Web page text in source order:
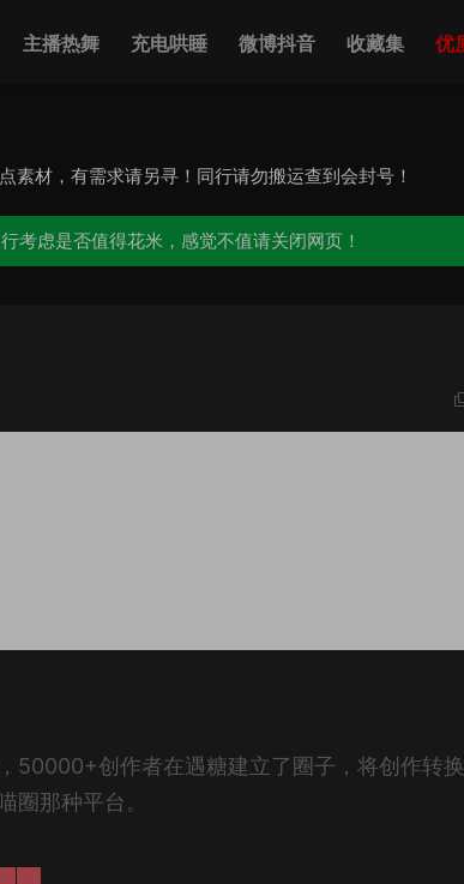
主播热舞 充电哄睡 微博抖音 收藏集 优
素材，有需求请另寻！同行请勿搬运查到会封号！
考虑是否值得花米，感觉不值请关闭网页！
50000+创作者在遇糖建立了圈子，将创作转
圈那种平台。